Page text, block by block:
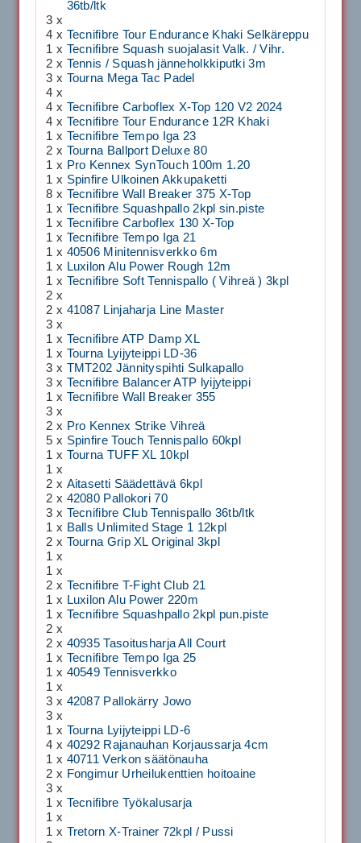
36tb/ltk
3 x
4 x Tecnifibre Tour Endurance Khaki Selkäreppu
1 x Tecnifibre Squash suojalasit Valk. / Vihr.
2 x Tennis / Squash jänneholkkiputki 3m
3 x Tourna Mega Tac Padel
4 x
4 x Tecnifibre Carboflex X-Top 120 V2 2024
4 x Tecnifibre Tour Endurance 12R Khaki
1 x Tecnifibre Tempo Iga 23
2 x Tourna Ballport Deluxe 80
1 x Pro Kennex SynTouch 100m 1.20
1 x Spinfire Ulkoinen Akkupaketti
8 x Tecnifibre Wall Breaker 375 X-Top
1 x Tecnifibre Squashpallo 2kpl sin.piste
1 x Tecnifibre Carboflex 130 X-Top
1 x Tecnifibre Tempo Iga 21
1 x 40506 Minitennisverkko 6m
1 x Luxilon Alu Power Rough 12m
1 x Tecnifibre Soft Tennispallo ( Vihreä ) 3kpl
2 x
2 x 41087 Linjaharja Line Master
3 x
1 x Tecnifibre ATP Damp XL
1 x Tourna Lyijyteippi LD-36
3 x TMT202 Jännityspihti Sulkapallo
3 x Tecnifibre Balancer ATP lyijyteippi
1 x Tecnifibre Wall Breaker 355
3 x
2 x Pro Kennex Strike Vihreä
5 x Spinfire Touch Tennispallo 60kpl
1 x Tourna TUFF XL 10kpl
1 x
2 x Aitasetti Säädettävä 6kpl
2 x 42080 Pallokori 70
3 x Tecnifibre Club Tennispallo 36tb/ltk
1 x Balls Unlimited Stage 1 12kpl
2 x Tourna Grip XL Original 3kpl
1 x
1 x
2 x Tecnifibre T-Fight Club 21
1 x Luxilon Alu Power 220m
1 x Tecnifibre Squashpallo 2kpl pun.piste
2 x
2 x 40935 Tasoitusharja All Court
1 x Tecnifibre Tempo Iga 25
1 x 40549 Tennisverkko
1 x
3 x 42087 Pallokärry Jowo
3 x
1 x Tourna Lyijyteippi LD-6
4 x 40292 Rajanauhan Korjaussarja 4cm
1 x 40711 Verkon säätönauha
2 x Fongimur Urheilukenttien hoitoaine
3 x
1 x Tecnifibre Työkalusarja
1 x
1 x Tretorn X-Trainer 72kpl / Pussi